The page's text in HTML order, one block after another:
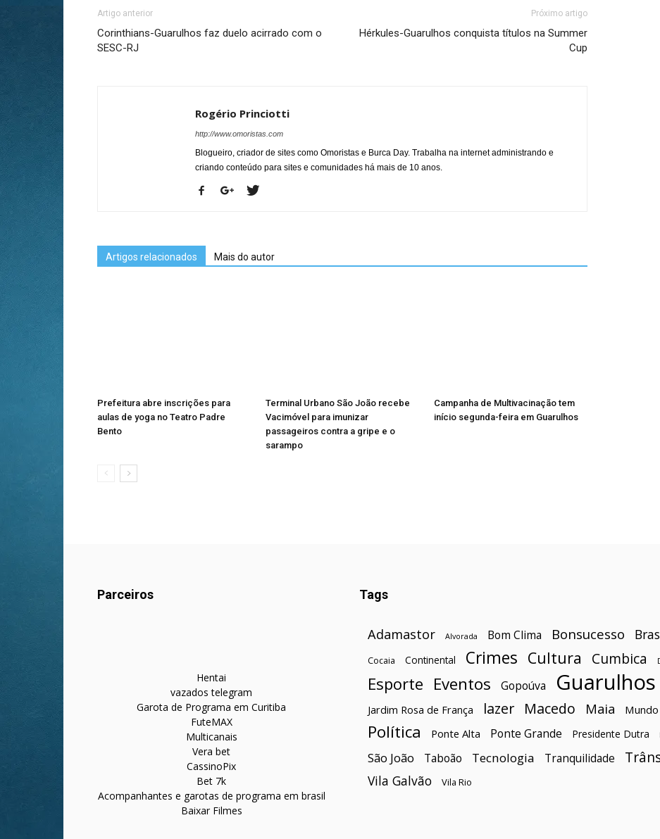
Artigo anterior
Corinthians-Guarulhos faz duelo acirrado com o
SESC-RJ
Próximo artigo
Hérkules-Guarulhos conquista títulos na Summer
Cup
Rogério Princiotti
http://www.omoristas.com
Blogueiro, criador de sites como Omoristas e Burca Day. Trabalha na internet administrando e
criando conteúdo para sites e comunidades há mais de 10 anos.
Artigos relacionados Mais do autor
Prefeitura abre inscrições para
aulas de yoga no Teatro Padre
Bento
Terminal Urbano São João recebe
Vacimóvel para imunizar
passageiros contra a gripe e o
sarampo
Campanha de Multivacinação tem
início segunda-feira em Guarulhos
Parceiros
Hentai
vazados telegram
Garota de Programa em Curitiba
FuteMAX
Multicanais
Vera bet
CassinoPix
Bet 7k
Acompanhantes e garotas de programa em brasil
Baixar Filmes
Tags
Adamastor Alvorada Bom Clima Bonsucesso
Cocaia Continental Crimes Cultura Cumbica
Esporte Eventos Gopoúva Guarulhos
Jardim Rosa de França lazer Macedo Maia Mundo
Política Ponte Alta Ponte Grande Presidente Dutra
São João Taboão Tecnologia Tranquilidade
Vila Galvão Vila Rio